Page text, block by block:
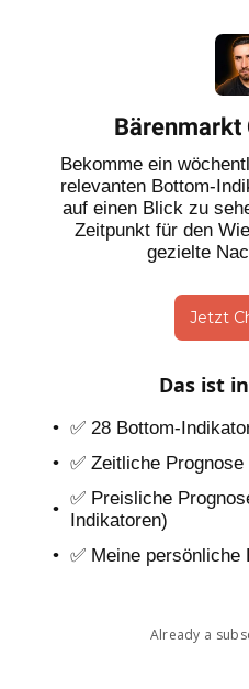
Bärenmarkt
Bekomme ein
relevanten Bottom-
auf einen Blick zu
Zeitpunkt für den
gezielte
Jetzt
Das ist
✅ 28 Bottom-
✅ Zeitliche
✅ Preisliche
Indikatoren)
✅ Meine persönliche
Already a